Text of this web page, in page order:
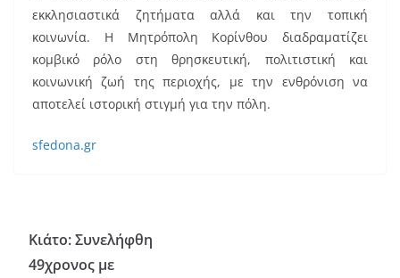
εκκλησιαστικά ζητήματα αλλά και την τοπική
κοινωνία. Η Μητρόπολη Κορίνθου διαδραματίζει
κομβικό ρόλο στη θρησκευτική, πολιτιστική και
κοινωνική ζωή της περιοχής, με την ενθρόνιση να
αποτελεί ιστορική στιγμή για την πόλη.
sfedona.gr
Κιάτο: Συνελήφθη
49χρονος με